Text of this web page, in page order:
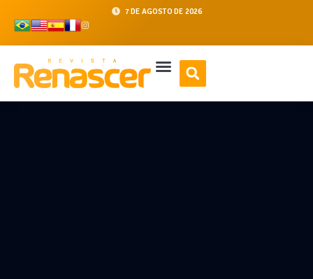
7 DE AGOSTO DE 2026